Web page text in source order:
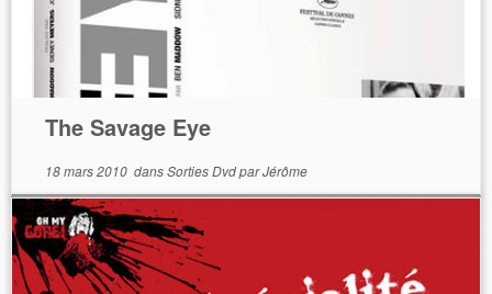
The Savage Eye
18 mars 2010dansSorties DvdparJérôme